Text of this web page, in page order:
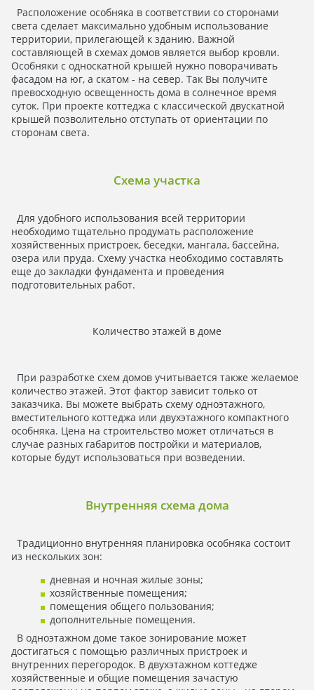
Расположение особняка в соответствии со сторонами
света сделает максимально удобным использование
территории, прилегающей к зданию. Важной
составляющей в схемах домов является выбор кровли.
Особняки с односкатной крышей нужно поворачивать
фасадом на юг, а скатом - на север. Так Вы получите
превосходную освещенность дома в солнечное время
суток. При проекте коттеджа с классической двускатной
крышей позволительно отступать от ориентации по
сторонам света.
Схема участка
Для удобного использования всей территории
необходимо тщательно продумать расположение
хозяйственных пристроек, беседки, мангала, бассейна,
озера или пруда. Схему участка необходимо составлять
еще до закладки фундамента и проведения
подготовительных работ.
Количество этажей в доме
При разработке схем домов учитывается также желаемое
количество этажей. Этот фактор зависит только от
заказчика. Вы можете выбрать схему одноэтажного,
вместительного коттеджа или двухэтажного компактного
особняка. Цена на строительство может отличаться в
случае разных габаритов постройки и материалов,
которые будут использоваться при возведении.
Внутренняя схема дома
Традиционно внутренняя планировка особняка состоит
из нескольких зон:
дневная и ночная жилые зоны;
хозяйственные помещения;
помещения общего пользования;
дополнительные помещения.
В одноэтажном доме такое зонирование может
достигаться с помощью различных пристроек и
внутренних перегородок. В двухэтажном коттедже
хозяйственные и общие помещения зачастую